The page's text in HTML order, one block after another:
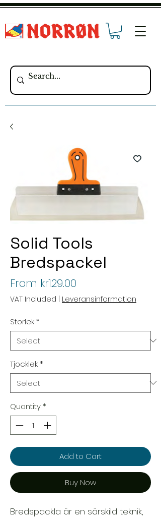
Solid Tools
Bredspackel
From kr129.00
Price
VAT Included | Leveransinformation
Storlek*
Tjocklek*
Quantity*
Add to Cart
Buy Now
Bredspackla är en särskild teknik,